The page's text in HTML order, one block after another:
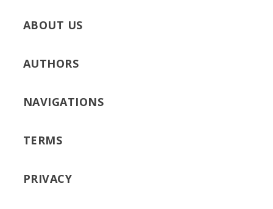
ABOUT US
AUTHORS
NAVIGATIONS
TERMS
PRIVACY